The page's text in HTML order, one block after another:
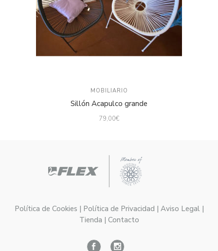
MOBILIARIO
Sillón Acapulco grande
79,00€
Política de Cookies | Política de Privacidad | Aviso Legal |
Tienda | Contacto